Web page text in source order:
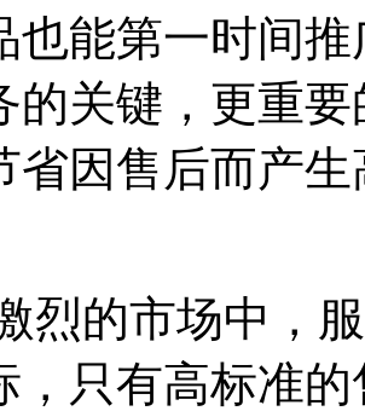
也能第一时间
的关键，更重
省因售后而产
的市场中，
，只有高标准